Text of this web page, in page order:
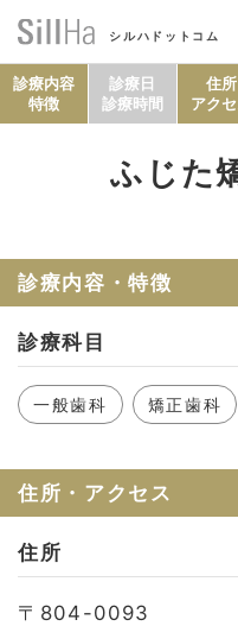
シルハドットコム
セル
診療内容
特徴
診療日
診療時間
住所
アク
ふじた
診療内容・特徴
診療科目
一般歯科 矯正歯科
住所・アクセス
住所
〒804-0093